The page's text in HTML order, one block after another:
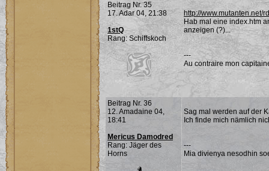
Beitrag Nr. 35
17. Adar 04, 21:38
1stQ
Rang: Schiffskoch
http://www.mutanten.net/
Hab mal eine index.htm
anzeigen (?)...
---
Au contraire mon
Beitrag Nr. 36
12. Amadaine 04,
18:41
Mericus Damodred
Rang: Jäger des
Horns
Sag mal werden auf der
Ich finde mich nämlich
---
Mia divienya nesodhin